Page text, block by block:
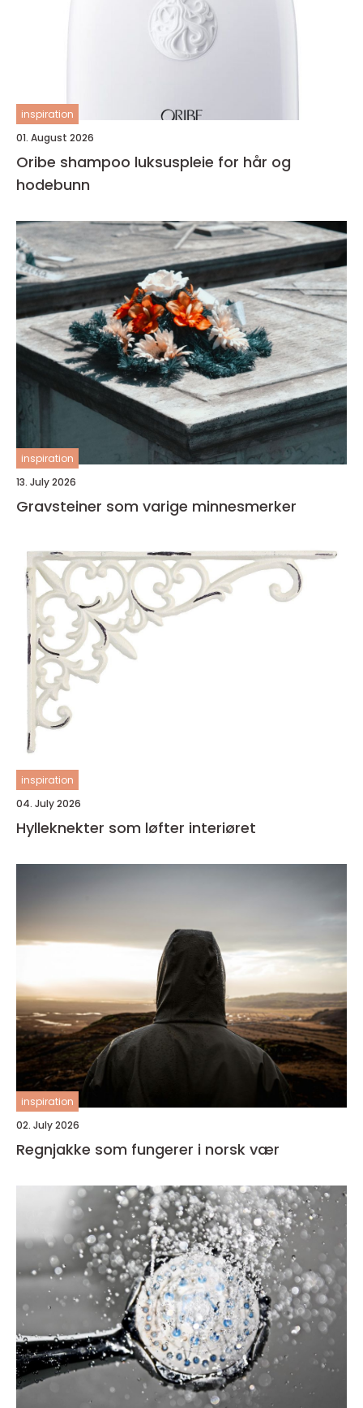
inspiration
01. August 2026
Oribe shampoo luksuspleie for hår og
hodebunn
inspiration
13. July 2026
Gravsteiner som varige minnesmerker
inspiration
04. July 2026
Hylleknekter som løfter interiøret
inspiration
02. July 2026
Regnjakke som fungerer i norsk vær